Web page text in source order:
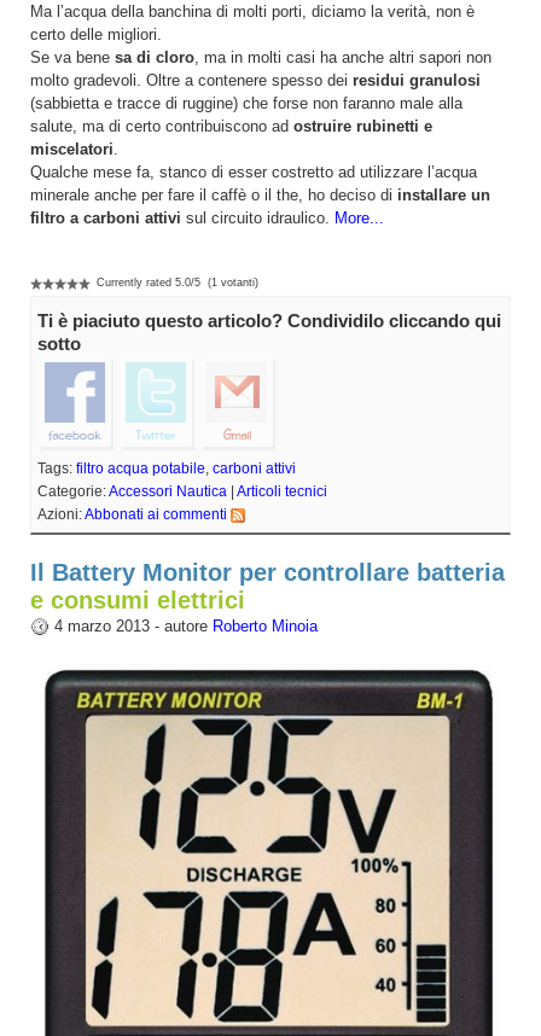
Ma l’acqua della banchina di molti porti, diciamo la verità, non è
certo delle migliori.
Se va bene sa di cloro, ma in molti casi ha anche altri sapori non
molto gradevoli. Oltre a contenere spesso dei residui granulosi
(sabbietta e tracce di ruggine) che forse non faranno male alla
salute, ma di certo contribuiscono ad ostruire rubinetti e
miscelatori.
Qualche mese fa, stanco di esser costretto ad utilizzare l’acqua
minerale anche per fare il caffè o il the, ho deciso di installare un
filtro a carboni attivi sul circuito idraulico. More...
Currently rated 5.0/5 (1 votanti)
Ti è piaciuto questo articolo? Condividilo cliccando qui
sotto
Tags: filtro acqua potabile, carboni attivi
Categorie:Accessori Nautica Articoli tecnici
Azioni:Abbonati ai commenti
Il Battery Monitor per controllare batteria
e consumi elettrici
4 marzo 2013 - autore Roberto Minoia